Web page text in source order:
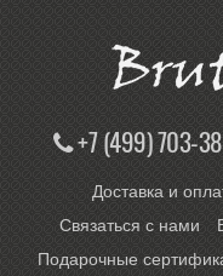
+7 (499) 703-
Доставка и
Связаться с нами
Подарочные